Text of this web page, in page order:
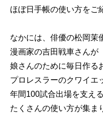
ほぼ日手帳の使い方をご
なかには、俳優の松岡茉
漫画家の吉田戦車さんが
娘さんのために毎日作る
プロレスラーのクワイエ
年間100試合出場を支え
たくさんの使い方が集ま